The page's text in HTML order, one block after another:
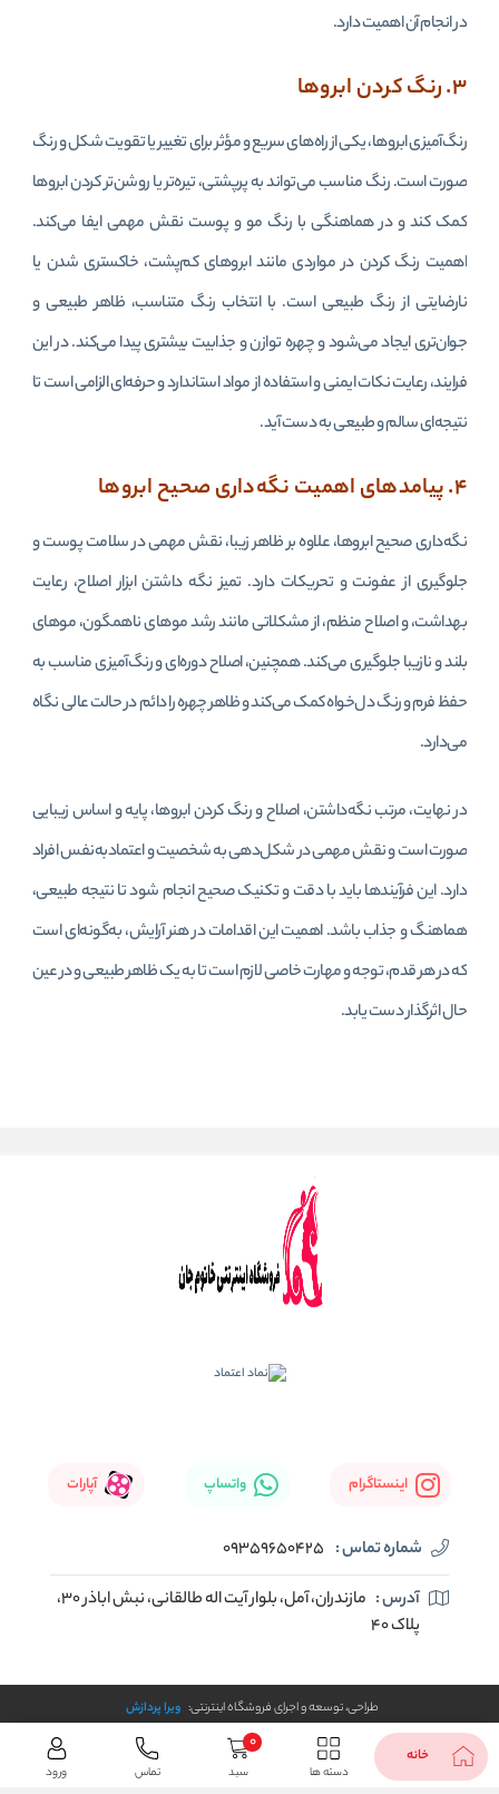
در انجام آن اهمیت دارد.
۳. رنگ کردن ابروها
رنگ‌آمیزی ابروها، یکی از راه‌های سریع و مؤثر برای تغییر یا تقویت شکل و رنگ
صورت است. رنگ مناسب می‌تواند به پرپشتی، تیره‌‌تر یا روشن‌تر کردن ابروها
کمک کند و در هماهنگی با رنگ مو و پوست نقش مهمی ایفا می‌کند.
اهمیت رنگ کردن در مواردی مانند ابروهای کم‌پشت، خاکستری شدن یا
نارضایتی از رنگ طبیعی است. با انتخاب رنگ متناسب، ظاهر طبیعی و
جوان‌تری ایجاد می‌شود و چهره توازن و جذابیت بیشتری پیدا می‌کند. در این
فرایند، رعایت نکات ایمنی و استفاده از مواد استاندارد و حرفه‌ای الزامی است تا
نتیجه‌ای سالم و طبیعی به دست آید.
۴. پیامدهای اهمیت نگه‌داری صحیح ابروها
نگه‌داری صحیح ابروها، علاوه بر ظاهر زیبا، نقش مهمی در سلامت پوست و
جلوگیری از عفونت و تحریکات دارد. تمیز نگه داشتن ابزار اصلاح، رعایت
بهداشت، و اصلاح منظم، از مشکلاتی مانند رشد موهای ناهمگون، موهای
بلند و نازیبا جلوگیری می‌کند. همچنین، اصلاح دوره‌ای و رنگ‌آمیزی مناسب به
حفظ فرم و رنگ دل‌خواه کمک می‌کند و ظاهر چهره را دائم در حالت عالی نگاه
می‌دارد.
در نهایت، مرتب نگه‌داشتن، اصلاح و رنگ کردن ابروها، پایه و اساس زیبایی
صورت است و نقش مهمی در شکل‌دهی به شخصیت و اعتمادبه‌نفس افراد
دارد. این فرآیندها باید با دقت و تکنیک صحیح انجام شود تا نتیجه طبیعی،
هماهنگ و جذاب باشد. اهمیت این اقدامات در هنر آرایش، به‌گونه‌ای است
که در هر قدم، توجه و مهارت خاصی لازم است تا به یک ظاهر طبیعی و در عین
حال اثرگذار دست یابد.
اینستاگرام واتساپ آپارات
شماره تماس : 09359650425
آدرس :
مازندران، آمل، بلوار آیت اله طالقانی، نبش اباذر 30،
پلاک 40
طراحی، توسعه و اجرای فروشگاه اینترنتی: ویرا پردازش
خانه
دسته ها سبد
0
تماس ورود